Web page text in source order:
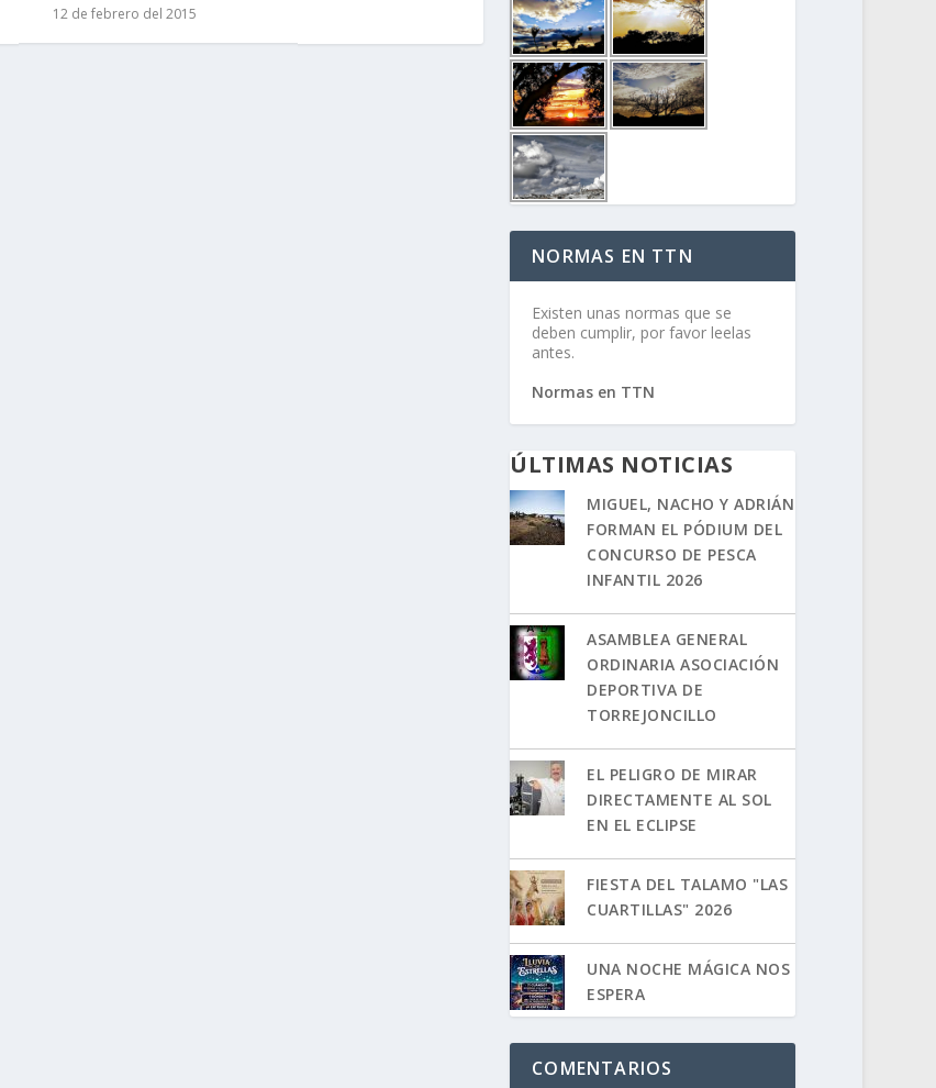
12 de febrero del 2015
NORMAS EN TTN
Existen unas normas que se
deben cumplir, por favor leelas
antes.
Normas en TTN
ÚLTIMAS NOTICIAS
MIGUEL, NACHO Y ADRIÁN
FORMAN EL PÓDIUM DEL
CONCURSO DE PESCA
INFANTIL 2026
ASAMBLEA GENERAL
ORDINARIA ASOCIACIÓN
DEPORTIVA DE
TORREJONCILLO
EL PELIGRO DE MIRAR
DIRECTAMENTE AL SOL
EN EL ECLIPSE
FIESTA DEL TALAMO "LAS
CUARTILLAS" 2026
UNA NOCHE MÁGICA NOS
ESPERA
COMENTARIOS